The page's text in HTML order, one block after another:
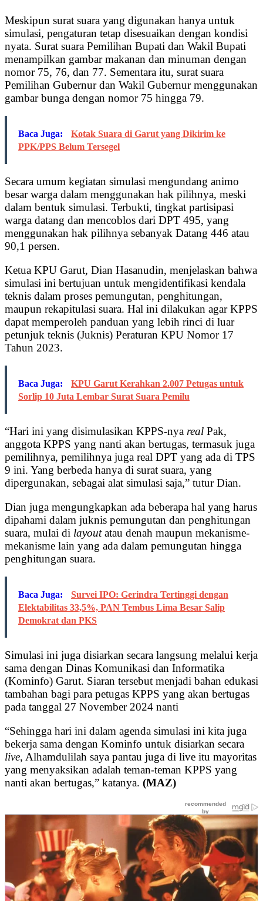
Meskipun surat suara yang digunakan hanya untuk
simulasi, pengaturan tetap disesuaikan dengan kondisi
nyata. Surat suara Pemilihan Bupati dan Wakil Bupati
menampilkan gambar makanan dan minuman dengan
nomor 75, 76, dan 77. Sementara itu, surat suara
Pemilihan Gubernur dan Wakil Gubernur menggunakan
gambar bunga dengan nomor 75 hingga 79.
Baca Juga:
Kotak Suara di Garut yang Dikirim ke
PPK/PPS Belum Tersegel
Secara umum kegiatan simulasi mengundang animo
besar warga dalam menggunakan hak pilihnya, meski
dalam bentuk simulasi. Terbukti, tingkat partisipasi
warga datang dan mencoblos dari DPT 495, yang
menggunakan hak pilihnya sebanyak Datang 446 atau
90,1 persen.
Ketua KPU Garut, Dian Hasanudin, menjelaskan bahwa
simulasi ini bertujuan untuk mengidentifikasi kendala
teknis dalam proses pemungutan, penghitungan,
maupun rekapitulasi suara. Hal ini dilakukan agar KPPS
dapat memperoleh panduan yang lebih rinci di luar
petunjuk teknis (Juknis) Peraturan KPU Nomor 17
Tahun 2023.
Baca Juga:
KPU Garut Kerahkan 2.007 Petugas untuk
Sorlip 10 Juta Lembar Surat Suara Pemilu
“Hari ini yang disimulasikan KPPS-nya real Pak,
anggota KPPS yang nanti akan bertugas, termasuk juga
pemilihnya, pemilihnya juga real DPT yang ada di TPS
9 ini. Yang berbeda hanya di surat suara, yang
dipergunakan, sebagai alat simulasi saja,” tutur Dian.
Dian juga mengungkapkan ada beberapa hal yang harus
dipahami dalam juknis pemungutan dan penghitungan
suara, mulai di layoutatau denah maupun mekanisme-
mekanisme lain yang ada dalam pemungutan hingga
penghitungan suara.
Baca Juga:
Survei IPO: Gerindra Tertinggi dengan
Elektabilitas 33,5%, PAN Tembus Lima Besar Salip
Demokrat dan PKS
Simulasi ini juga disiarkan secara langsung melalui kerja
sama dengan Dinas Komunikasi dan Informatika
(Kominfo) Garut. Siaran tersebut menjadi bahan edukasi
tambahan bagi para petugas KPPS yang akan bertugas
pada tanggal 27 November 2024 nanti
“Sehingga hari ini dalam agenda simulasi ini kita juga
bekerja sama dengan Kominfo untuk disiarkan secara
live, Alhamdulilah saya pantau juga di live itu mayoritas
yang menyaksikan adalah teman-teman KPPS yang
nanti akan bertugas,” katanya. (MAZ)